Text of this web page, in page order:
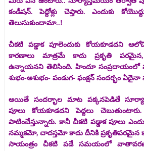
కండీషన్‌. పెద్దోళ్లు చెప్తారు. ఎందుకు
తెలుసుకుందామా..!
చీకటి పడ్డాక పూలెందుకు కోయకూడదని
కారణాలు మాత్రమే కాదు ప్రకృతి
ఉన్నాయనని తెలిసింది. హిందూ సంప్రదాయంలో
శుభం-అశుభం- పండుగ- ఫంక్షన్ సందర్భం
అయితే సందర్భాల మాట పక్కనపెడితే
పూలు కోయకూడదని పెద్దలు
పాటించేస్తున్నారు. కానీ చీకటి పడ్డాక పూలు
నమ్మకమో, చాదస్తమో కాదు దీనికి
సాయంత్రం చీకటి పడే సమయంలో